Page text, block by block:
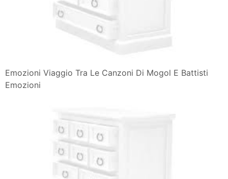
Emozioni Viaggio Tra Le Canzoni Di Mogol E Battisti
Emozioni